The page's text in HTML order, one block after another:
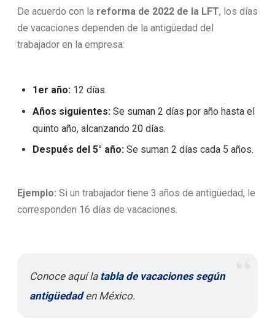
De acuerdo con la reforma de 2022 de la LFT, los días
de vacaciones dependen de la antigüedad del
trabajador en la empresa:
1er año: 12 días.
Años siguientes: Se suman 2 días por año hasta el
quinto año, alcanzando 20 días.
Después del 5° año: Se suman 2 días cada 5 años.
Ejemplo: Si un trabajador tiene 3 años de antigüedad, le
corresponden 16 días de vacaciones.
Conoce aquí la tabla de vacaciones según
antigüedaden México.